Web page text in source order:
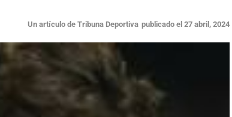
Un artículo de Tribuna Deportiva publicado el 27 abril, 2024